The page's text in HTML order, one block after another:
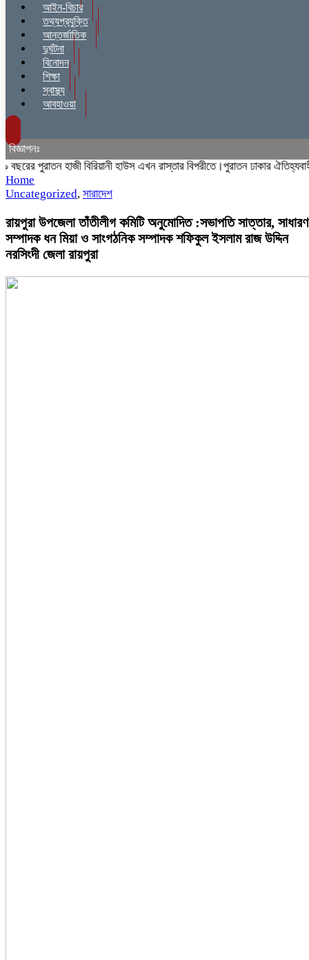
আইন-বিচার
তথ্যপ্রযুক্তি
আন্তর্জাতিক
দুর্ঘটনা
বিনোদন
শিক্ষা
স্বাস্থ্য
আবহাওয়া
বিজ্ঞাপনঃ
পুরাতন হাজী বিরিয়ানী হাউস এখন রাস্তার বিপরীতে।পুরাতন ঢাকার
Home
Uncategorized, সারাদেশ
রায়পুরা উপজেলা তাঁতীলীগ কমিটি অনুমোদিত :সভাপতি সাত্তার, সাধারণ
সম্পাদক ধন মিয়া ও সাংগঠনিক সম্পাদক শফিকুল ইসলাম রাজ উদ্দিন
নরসিংদী জেলা রায়পুরা